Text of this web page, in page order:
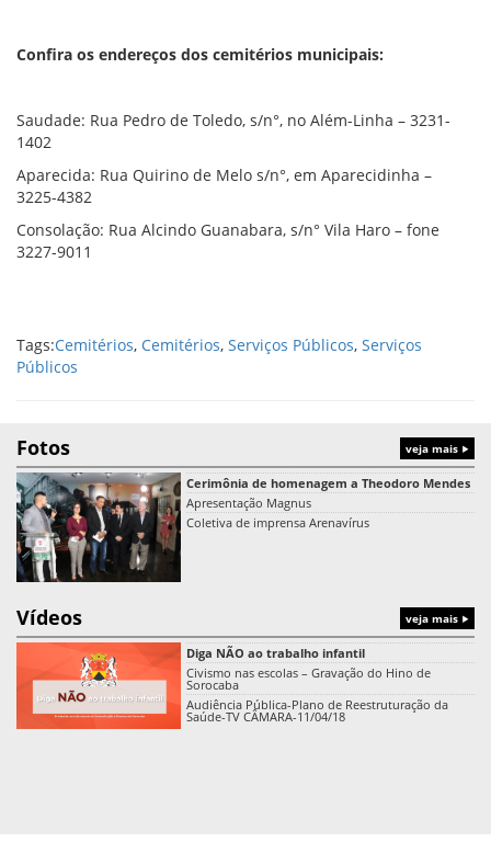
Confira os endereços dos cemitérios municipais:
Saudade: Rua Pedro de Toledo, s/n°, no Além-Linha – 3231-
1402
Aparecida: Rua Quirino de Melo s/n°, em Aparecidinha –
3225-4382
Consolação: Rua Alcindo Guanabara, s/n° Vila Haro – fone
3227-9011
Tags:Cemitérios, Cemitérios, Serviços Públicos, Serviços
Públicos
Fotos veja mais
Cerimônia de homenagem a Theodoro Mendes
Apresentação Magnus
Coletiva de imprensa Arenavírus
Vídeos veja mais
Diga NÃO ao trabalho infantil
Civismo nas escolas – Gravação do Hino de
Sorocaba
Audiência Pública-Plano de Reestruturação da
Saúde-TV CÂMARA-11/04/18